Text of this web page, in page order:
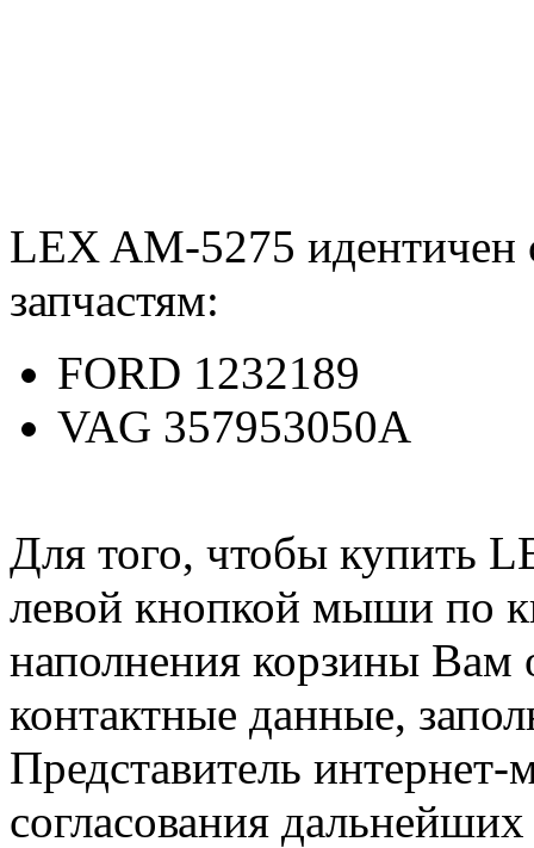
LEX AM-5275
запчастям:
FORD 1232189
VAG 357953050A
Для того, чтобы купить
левой кнопкой мыши по
наполнения корзины Вам
контактные данные,
Представитель
согласования